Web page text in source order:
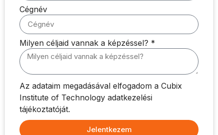
Cégnév
Milyen céljaid vannak a képzéssel? *
Az adataim megadásával elfogadom a Cubix
Institute of Technology adatkezelési
tájékoztatóját.
Jelentkezem